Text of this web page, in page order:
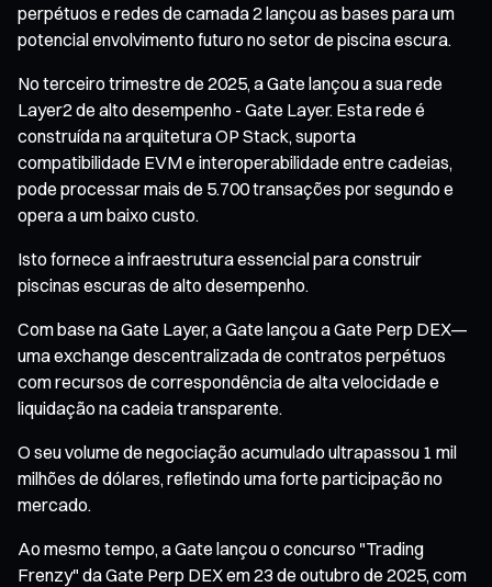
perpétuos e redes de camada 2 lançou as bases para um
potencial envolvimento futuro no setor de piscina escura.
No terceiro trimestre de 2025, a Gate lançou a sua rede
Layer2 de alto desempenho - Gate Layer. Esta rede é
construída na arquitetura OP Stack, suporta
compatibilidade EVM e interoperabilidade entre cadeias,
pode processar mais de 5.700 transações por segundo e
opera a um baixo custo.
Isto fornece a infraestrutura essencial para construir
piscinas escuras de alto desempenho.
Com base na Gate Layer, a Gate lançou a Gate Perp DEX—
uma exchange descentralizada de contratos perpétuos
com recursos de correspondência de alta velocidade e
liquidação na cadeia transparente.
O seu volume de negociação acumulado ultrapassou 1 mil
milhões de dólares, refletindo uma forte participação no
mercado.
Ao mesmo tempo, a Gate lançou o concurso "Trading
Frenzy" da Gate Perp DEX em 23 de outubro de 2025, com